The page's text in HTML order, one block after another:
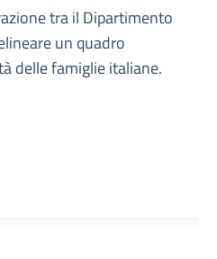
tra il Dipartimento
un quadro
delle famiglie italiane.